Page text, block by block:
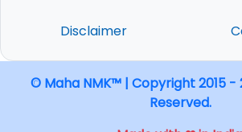
Disclaimer
© Maha NMK™ | Copyright 2015 -
Reserved.